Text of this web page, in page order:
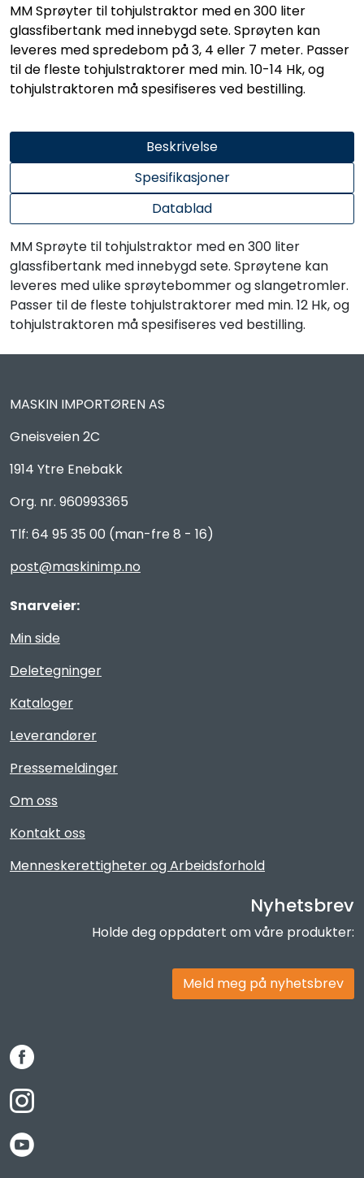
MM Sprøyter til tohjulstraktor med en 300 liter
glassfibertank med innebygd sete. Sprøyten kan
leveres med spredebom på 3, 4 eller 7 meter. Passer
til de fleste tohjulstraktorer med min. 10-14 Hk, og
tohjulstraktoren må spesifiseres ved bestilling.
Beskrivelse
Spesifikasjoner
Datablad
MM Sprøyte til tohjulstraktor med en 300 liter
glassfibertank med innebygd sete. Sprøytene kan
leveres med ulike sprøytebommer og slangetromler.
Passer til de fleste tohjulstraktorer med min. 12 Hk, og
tohjulstraktoren må spesifiseres ved bestilling.
MASKIN IMPORTØREN AS
Gneisveien 2C
1914 Ytre Enebakk
Org. nr. 960993365
Tlf: 64 95 35 00 (man-fre 8 - 16)
post@maskinimp.no
Snarveier:
Min side
Deletegninger
Kataloger
Leverandører
Pressemeldinger
Om oss
Kontakt oss
Menneskerettigheter og Arbeidsforhold
Nyhetsbrev
Holde deg oppdatert om våre produkter:
Meld meg på nyhetsbrev